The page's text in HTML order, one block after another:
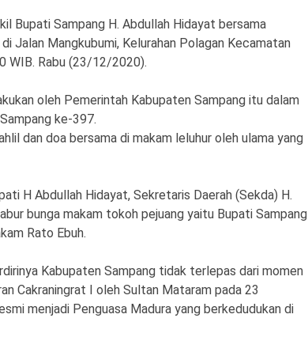
Bupati Sampang H. Abdullah Hidayat bersama
Jalan Mangkubumi, Kelurahan Polagan Kecamatan
WIB. Rabu (23/12/2020).
oleh Pemerintah Kabupaten Sampang itu dalam
ke-397.
dan doa bersama di makam leluhur oleh ulama yang
H Abdullah Hidayat, Sekretaris Daerah (Sekda) H.
bunga makam tokoh pejuang yaitu Bupati Sampang
Rato Ebuh.
Kabupaten Sampang tidak terlepas dari momen
Cakraningrat I oleh Sultan Mataram pada 23
menjadi Penguasa Madura yang berkedudukan di